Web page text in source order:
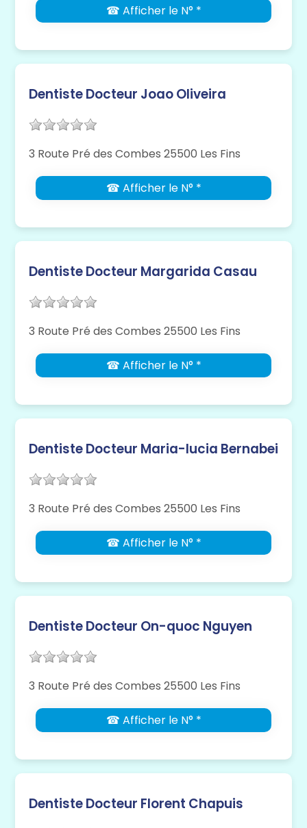
☎ Afficher le N° *
Dentiste Docteur Joao Oliveira
3 Route Pré des Combes 25500 Les Fins
☎ Afficher le N° *
Dentiste Docteur Margarida Casau
3 Route Pré des Combes 25500 Les Fins
☎ Afficher le N° *
Dentiste Docteur Maria-lucia Bernabei
3 Route Pré des Combes 25500 Les Fins
☎ Afficher le N° *
Dentiste Docteur On-quoc Nguyen
3 Route Pré des Combes 25500 Les Fins
☎ Afficher le N° *
Dentiste Docteur Florent Chapuis